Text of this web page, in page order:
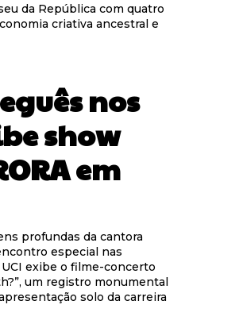
da República com quatro
criativa ancestral e
nos
show
em
profundas da cantora
especial nas
exibe o filme-concerto
um registro monumental
solo da carreira